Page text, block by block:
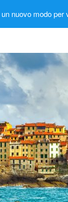
nuovo modo per